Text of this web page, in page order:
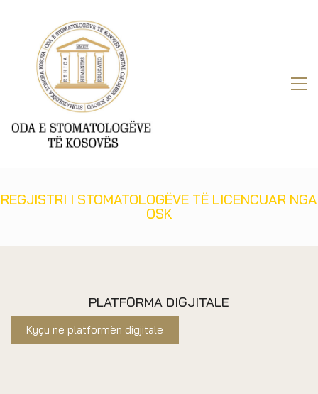
REGJISTRI I STOMATOLOGËVE TË LICENCUAR NGA
OSK
PLATFORMA DIGJITALE
Kyçu në platformën digjitale